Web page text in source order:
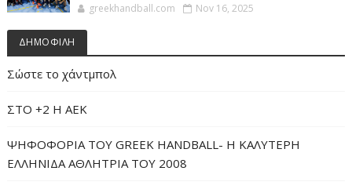
greekhandball.com Nov 16, 2025
ΔΗΜΟΦΙΛΗ
Σώστε το χάντμπολ
ΣΤΟ +2 Η ΑΕΚ
ΨΗΦΟΦΟΡΙΑ ΤΟΥ GREEK HANDBALL- H ΚΑΛΥΤΕΡΗ
ΕΛΛΗΝΙΔΑ ΑΘΛΗΤΡΙΑ ΤΟΥ 2008